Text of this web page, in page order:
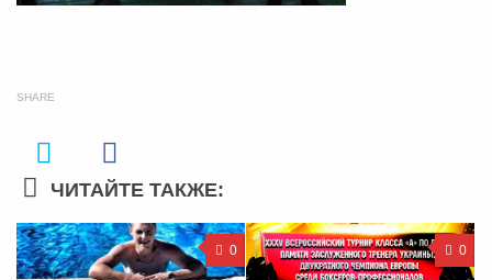
SHARE
ЧИТАЙТЕ ТАКЖЕ:
0 0